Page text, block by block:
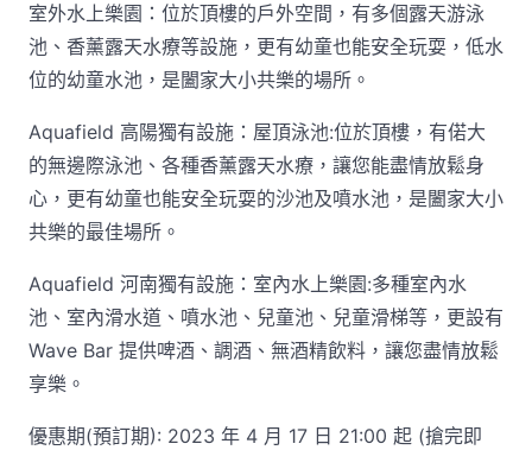
室外水上樂園：位於頂樓的戶外空間，有多個露天游泳
池、香薰露天水療等設施，更有幼童也能安全玩耍，低水
位的幼童水池，是闔家大小共樂的場所。
Aquafield 高陽獨有設施：屋頂泳池:位於頂樓，有偌大
的無邊際泳池、各種香薰露天水療，讓您能盡情放鬆身
心，更有幼童也能安全玩耍的沙池及噴水池，是闔家大小
共樂的最佳場所。
Aquafield 河南獨有設施：室內水上樂園:多種室內水
池、室內滑水道、噴水池、兒童池、兒童滑梯等，更設有
Wave Bar 提供啤酒、調酒、無酒精飲料，讓您盡情放鬆
享樂。
優惠期(預訂期): 2023 年 4 月 17 日 21:00 起 (搶完即